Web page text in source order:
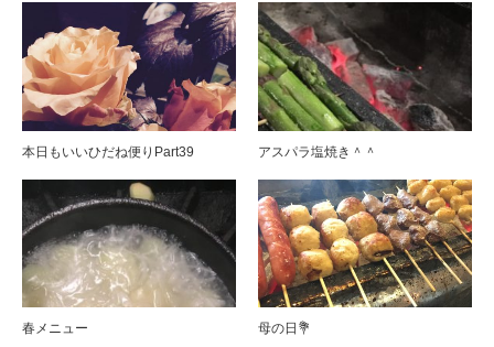
本日もいいひだね便りPart39 アスパラ塩焼き＾＾
春メニュー 母の日💐